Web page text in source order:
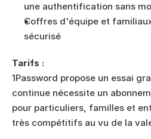
une authentification sans
Coffres d'équipe et
sécurisé
Tarifs :
1Password propose un essai
continue nécessite un
pour particuliers, familles et
très compétitifs au vu de la